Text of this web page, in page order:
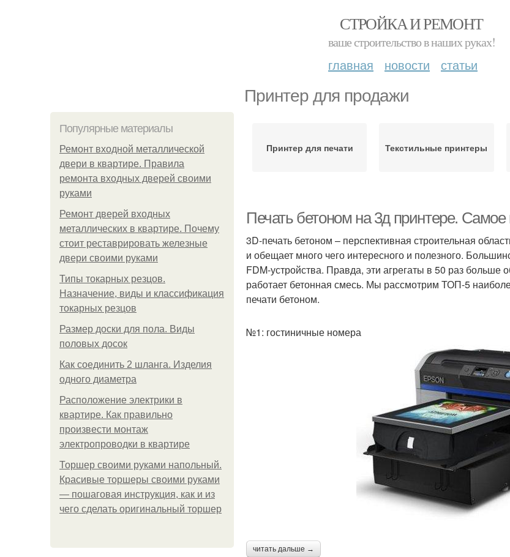
СТРОЙКА И РЕМОНТ
ваше строительство в наших руках!
главная новости статьи
Принтер для продажи
Популярные материалы
Ремонт входной металлической
двери в квартире. Правила
ремонта входных дверей своими
руками
Ремонт дверей входных
металлических в квартире. Почему
стоит реставрировать железные
двери своими руками
Типы токарных резцов.
Назначение, виды и классификация
токарных резцов
Размер доски для пола. Виды
половых досок
Как соединить 2 шланга. Изделия
одного диаметра
Расположение электрики в
квартире. Как правильно
произвести монтаж
электропроводки в квартире
Торшер своими руками напольный.
Красивые торшеры своими руками
— пошаговая инструкция, как и из
чего сделать оригинальный торшер
Принтер для печати Текстильные принтеры
Печать бетоном на 3д принтере. Самое
3D-печать бетоном – перспективная строительная
и обещает много чего интересного и полезного.
FDM-устройства. Правда, эти агрегаты в 50 раз больше
работает бетонная смесь. Мы рассмотрим ТОП-5
печати бетоном.
№1: гостиничные номера
читать дальше →